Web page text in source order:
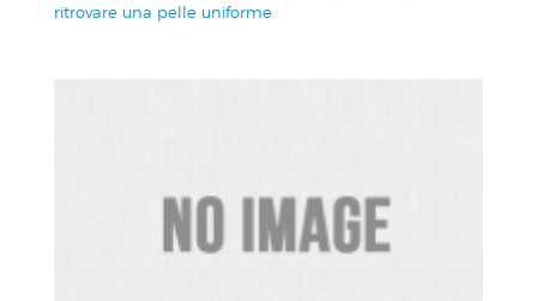
ritrovare una pelle uniforme